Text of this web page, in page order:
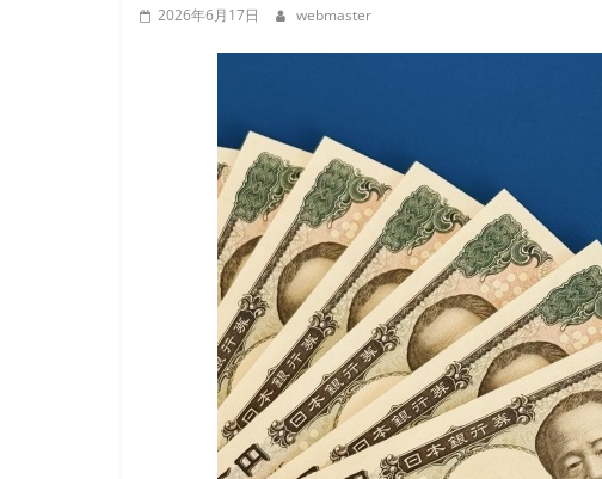
2026年6月17日 webmaster